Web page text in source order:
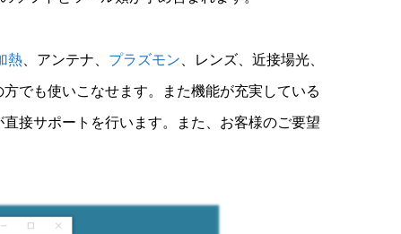
熱 、アンテナ、 プラズモン 、レンズ、近接場光、
でも使いこなせます。また機能が充実している
接サポートを行います。また、お客様のご要望